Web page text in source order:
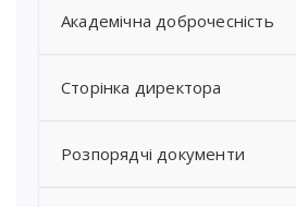
Академічна доброчесність
Сторінка директора
Розпорядчі документи